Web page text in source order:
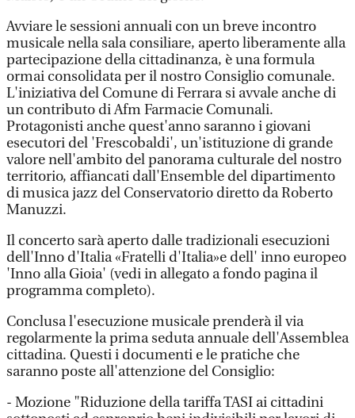
Avviare le sessioni annuali con un breve incontro
musicale nella sala consiliare, aperto liberamente alla
partecipazione della cittadinanza, è una formula
ormai consolidata per il nostro Consiglio comunale.
L'iniziativa del Comune di Ferrara si avvale anche di
un contributo di Afm Farmacie Comunali.
Protagonisti anche quest'anno saranno i giovani
esecutori del 'Frescobaldi', un'istituzione di grande
valore nell'ambito del panorama culturale del nostro
territorio, affiancati dall'Ensemble del dipartimento
di musica jazz del Conservatorio diretto da Roberto
Manuzzi.
Il concerto sarà aperto dalle tradizionali esecuzioni
dell'Inno d'Italia «Fratelli d'Italia»e dell' inno europeo
'Inno alla Gioia' (vedi in allegato a fondo pagina il
programma completo).
Conclusa l'esecuzione musicale prenderà il via
regolarmente la prima seduta annuale dell'Assemblea
cittadina. Questi i documenti e le pratiche che
saranno poste all'attenzione del Consiglio:
- Mozione "Riduzione della tariffa TASI ai cittadini